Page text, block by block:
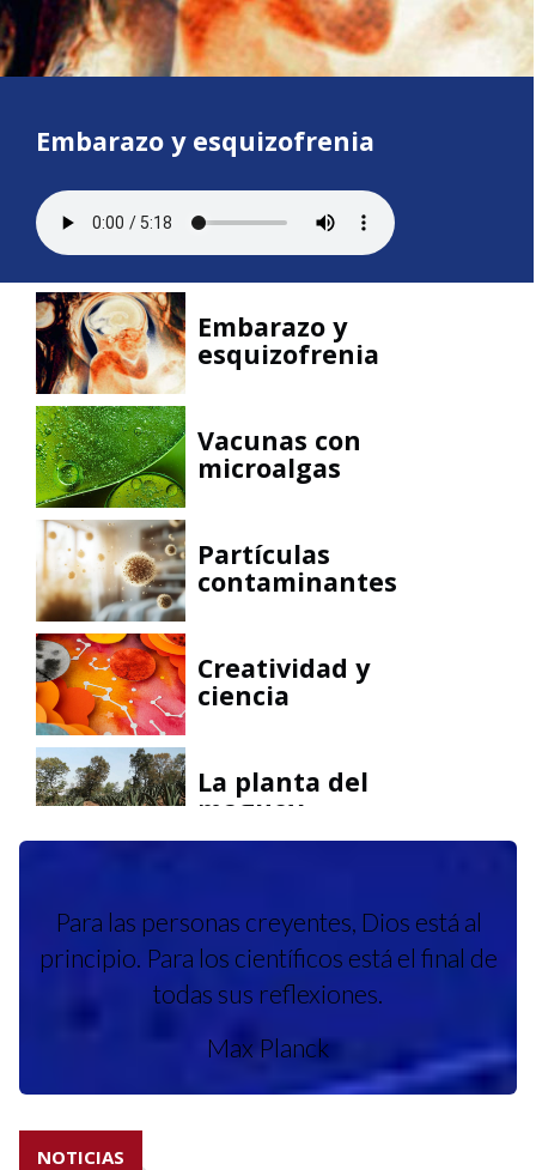
Embarazo y esquizofrenia
Embarazo y
esquizofrenia
Vacunas con
microalgas
Partículas
contaminantes
Creatividad y
ciencia
La planta del
maguey
complejidad
Sincrotones y
biblias
Para las personas creyentes, Dios está al
principio. Para los científicos está el final de
todas sus reflexiones.
Max Planck
NOTICIAS